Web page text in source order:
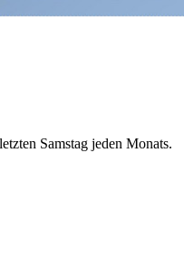
Samstag jeden Monats.